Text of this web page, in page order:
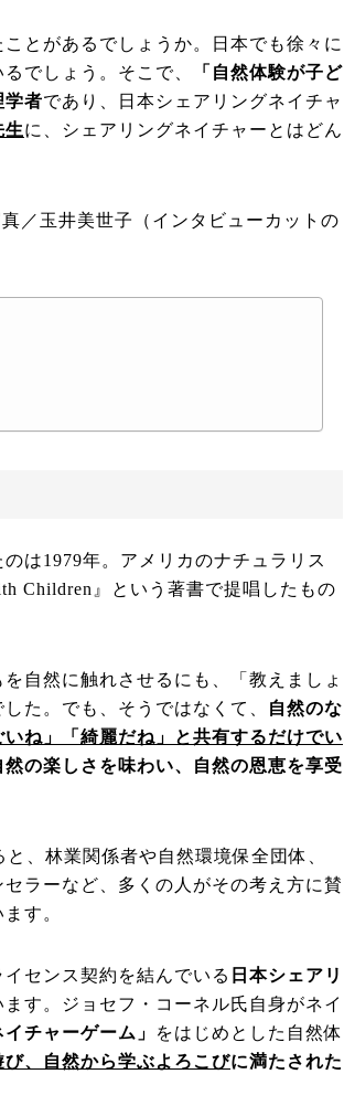
とがあるでしょうか。日本でも徐々に
でしょう。そこで、
「自然体験が子ど
学者であり、日本シェアリングネイチャ
生に、シェアリングネイチャーとはどん
玉井美世子（インタビューカットの
は1979年。アメリカのナチュラリス
Children』という著書で提唱したもの
自然に触れさせるにも、「教えましょ
た。でも、そうではなくて、
自然のな
いね」「綺麗だね」と共有するだけでい
然の楽しさを味わい、自然の恩恵を享受
、林業関係者や自然環境保全団体、
ラーなど、多くの人がその考え方に賛
す。
センス契約を結んでいる 日本シェアリ
す。ジョセフ・コーネル氏自身がネイ
イチャーゲーム」
をはじめとした自然体
、自然から学ぶよろこびに満たされた